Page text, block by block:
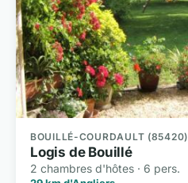
BOUILLÉ-COURDAULT (85420)
Logis de Bouillé
2 chambres d'hôtes · 6 pers.